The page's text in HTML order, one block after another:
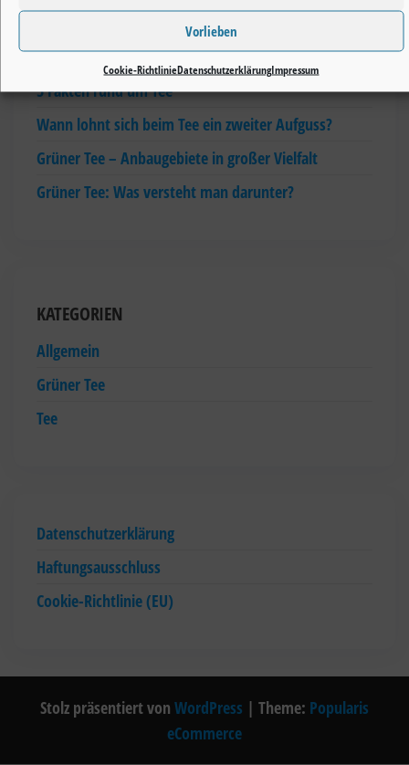
Vorlieben
Cookie-RichtlinieDatenschutzerklärungImpressum
Wie wichtig sind Nahrungsergänzungsmittel für eine
gesunde Ernährung?
5 Fakten rund um Tee
Wann lohnt sich beim Tee ein zweiter Aufguss?
Grüner Tee – Anbaugebiete in großer Vielfalt
Grüner Tee: Was versteht man darunter?
KATEGORIEN
Allgemein
Grüner Tee
Tee
Datenschutzerklärung
Haftungsausschluss
Cookie-Richtlinie (EU)
Stolz präsentiert von WordPress | Theme: Popularis
eCommerce